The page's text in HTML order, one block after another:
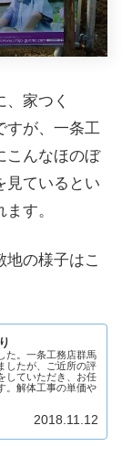
家つく
すが、一条工
こんなほのぼ
見ているとい
す。
地の様子はこ
た。一条工務店群馬
したが、ご近所の評
していただき、お任
。解体工事の単価や
2018.11.12